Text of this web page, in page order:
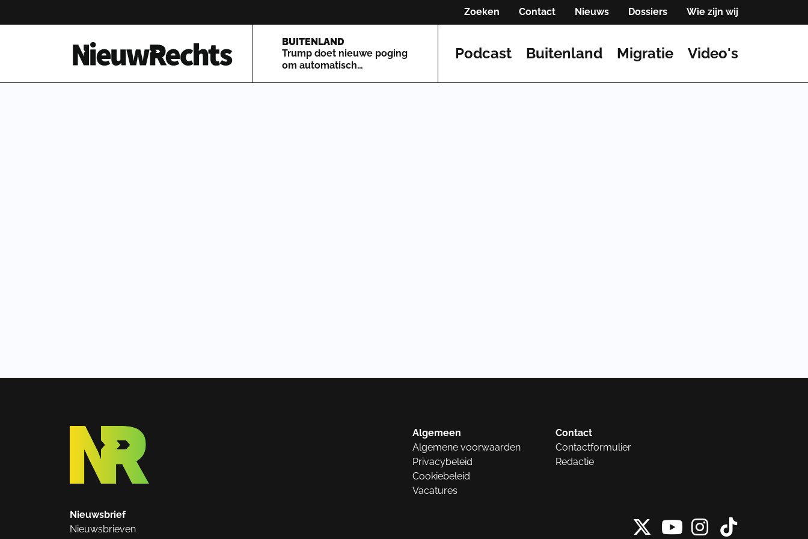
Zoeken Contact Nieuws Dossiers Wie zijn wij
Homepage van NieuwRechts
BUITENLAND
Trump doet nieuwe poging
om automatisch
Podcast Buitenland Migratie Video's
Algemeen
Algemene voorwaarden
Privacybeleid
Cookiebeleid
Vacatures
Contact
Contactformulier
Redactie
Nieuwsbrief
Nieuwsbrieven
X vanInstagram
Tiktok